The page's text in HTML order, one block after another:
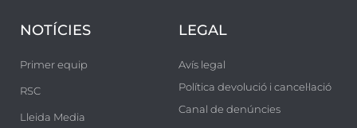
NOTÍCIES
Primer equip
RSC
Lleida Media
LEGAL
Avís legal
Política devolució i cancel·lació
Canal de denúncies